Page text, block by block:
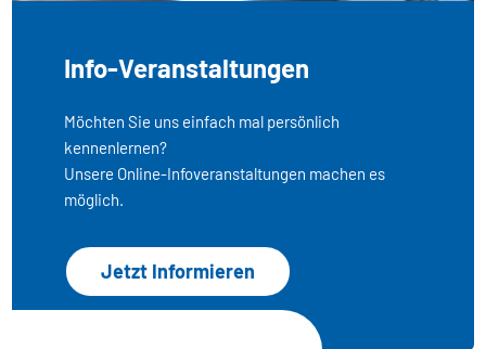
Info-Veranstaltungen
Möchten Sie uns einfach mal persönlich
kennenlernen?
Unsere Online-Infoveranstaltungen machen es
möglich.
Jetzt Informieren